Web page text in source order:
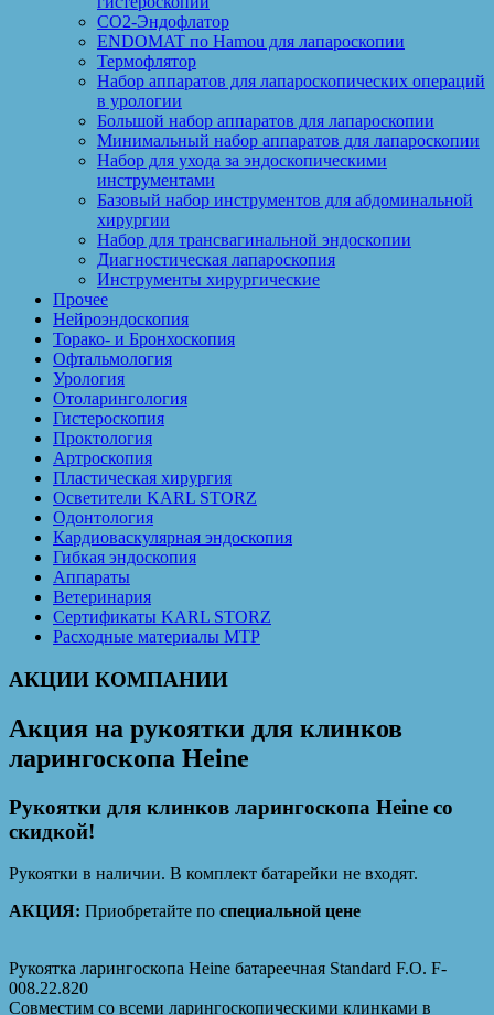
CO2-Эндофлатор
ENDOMAT по Hamou для лапароскопии
Термофлятор
Набор аппаратов для лапароскопических операций
в урологии
Большой набор аппаратов для лапароскопии
Минимальный набор аппаратов для лапароскопии
Набор для ухода за эндоскопическими
инструментами
Базовый набор инструментов для абдоминальной
хирургии
Набор для трансвагинальной эндоскопии
Диагностическая лапароскопия
Инструменты хирургические
Прочее
Нейроэндоскопия
Торако- и Бронхоскопия
Офтальмология
Урология
Отоларингология
Гистероскопия
Проктология
Артроскопия
Пластическая хирургия
Осветители KARL STORZ
Одонтология
Кардиоваскулярная эндоскопия
Гибкая эндоскопия
Аппараты
Ветеринария
Сертификаты KARL STORZ
Расходные материалы MTP
АКЦИИ КОМПАНИИ
Акция на рукоятки для клинков
ларингоскопа Heine
Рукоятки для клинков ларингоскопа Heine со
скидкой!
Рукоятки в наличии. В комплект батарейки не входят.
АКЦИЯ: Приобретайте по специальной цене
Рукоятка ларингоскопа Heine батареечная Standard F.O. F-
008.22.820
Совместим со всеми ларингоскопическими клинками в